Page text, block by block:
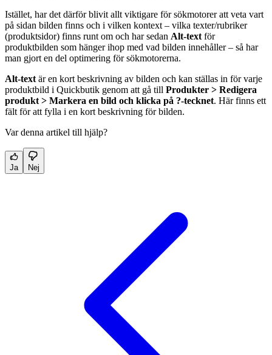
Istället, har det därför blivit allt viktigare för sökmotorer att veta vart
på sidan bilden finns och i vilken kontext – vilka texter/rubriker
(produktsidor) finns runt om och har sedan Alt-text för
produktbilden som hänger ihop med vad bilden innehåller – så har
man gjort en del optimering för sökmotorerna.
Alt-text är en kort beskrivning av bilden och kan ställas in för varje
produktbild i Quickbutik genom att gå till Produkter > Redigera
produkt > Markera en bild och klicka på ?-tecknet. Här finns ett
fält för att fylla i en kort beskrivning för bilden.
Var denna artikel till hjälp?
Ja Nej